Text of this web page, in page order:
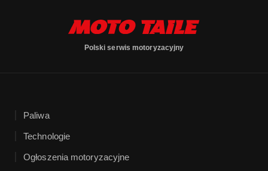
Polski serwis motoryzacyjny
Paliwa
Technologie
Ogłoszenia motoryzacyjne